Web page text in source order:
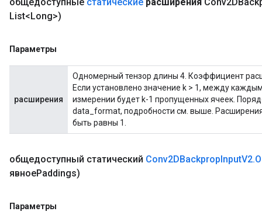
List<Long>)
Параметры
расширения
Одномерный тензор длины 4. Коэффициент
Если установлено значение k > 1, между
измерении будет k-1 пропущенных ячеек.
data_format, подробности см. выше.
быть равны 1.
общедоступный статический Conv2DBackpropInputV2.
явноеPaddings)
Параметры